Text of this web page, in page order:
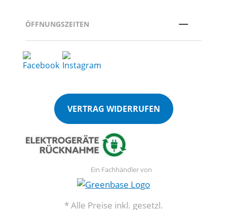
ÖFFNUNGSZEITEN
VERTRAG WIDERRUFEN
Ein Fachhändler von
* Alle Preise inkl. gesetzl.